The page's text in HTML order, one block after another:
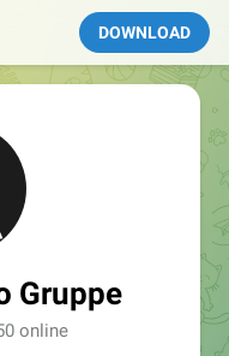
DOWNLOAD
Gruppe
online